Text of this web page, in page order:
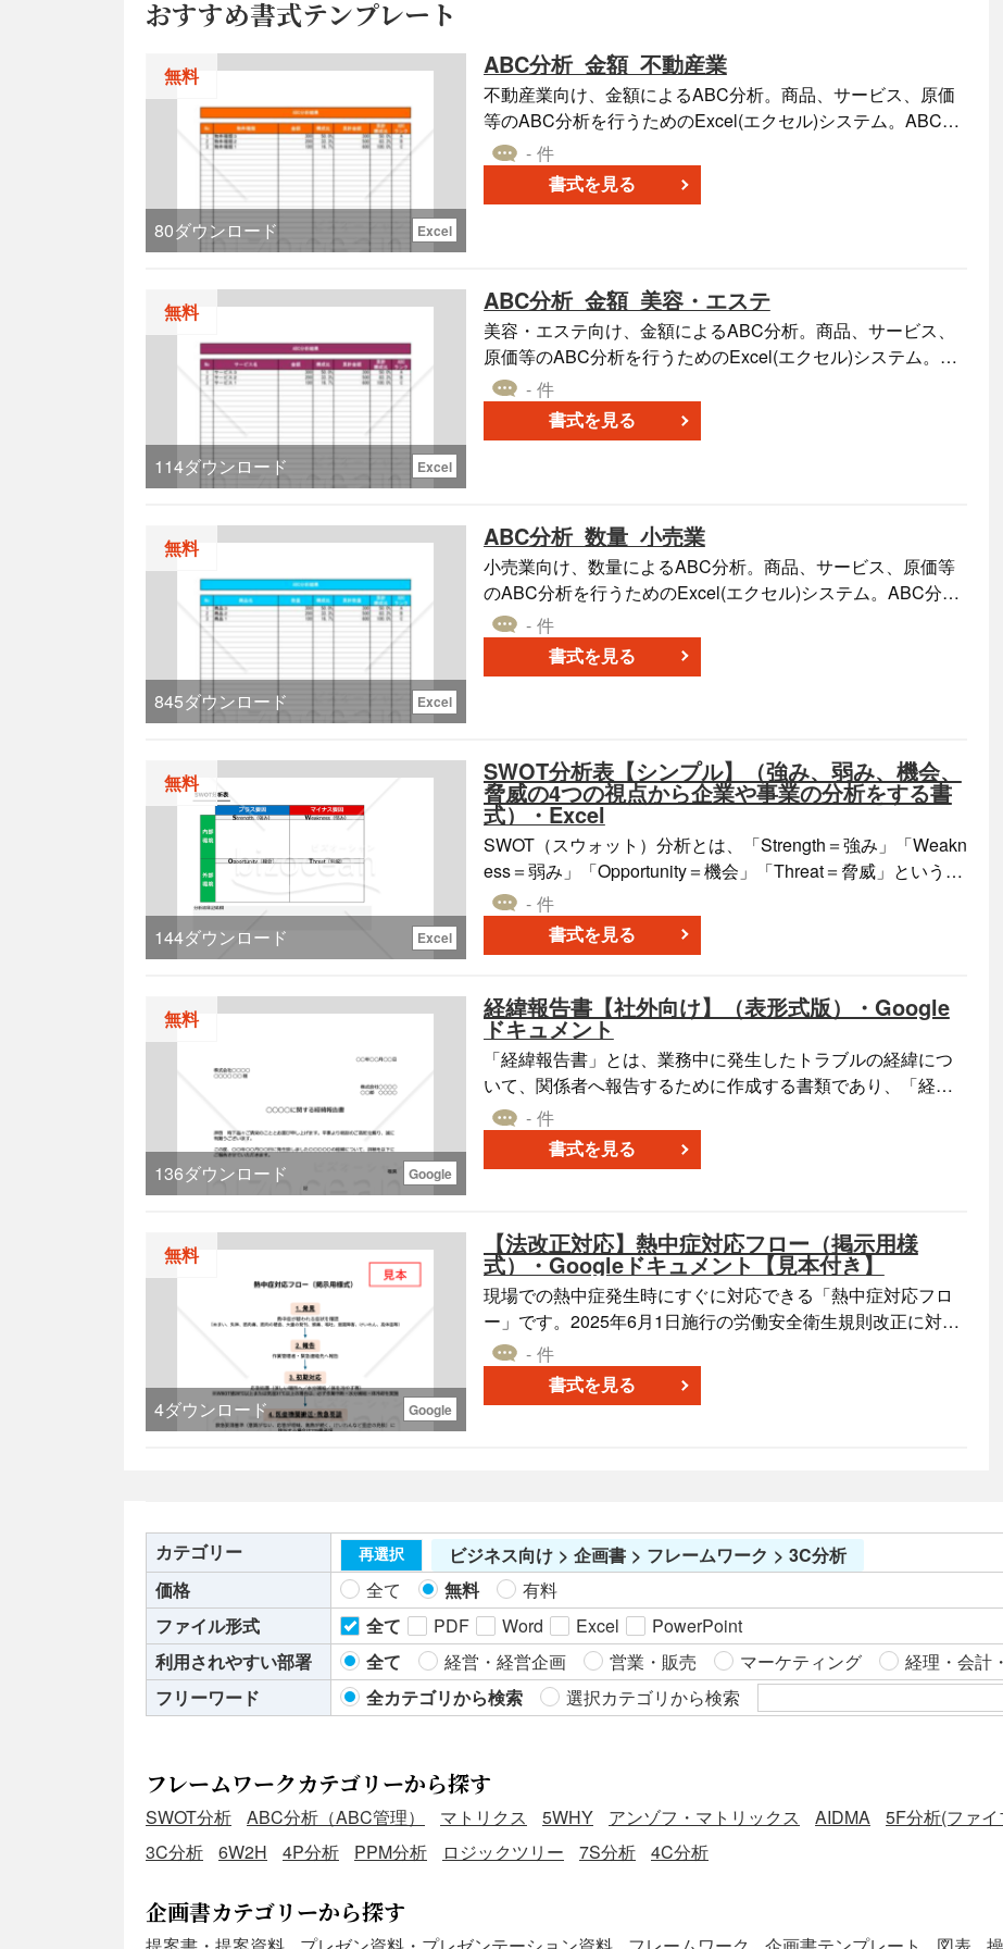
おすすめ書式テンプレート
無料
80ダウンロード Excel
ABC分析_金額_不動産業
不動産業向け、金額によるABC分析。商品、サービス、原価
等のABC分析を行うためのExcel(エクセル)システム。ABC分
析に必要な、入力項目の並べ替えは自動で行われます。ま
た、パレート図を出力します。A4縦
- 件
書式を見る
無料
114ダウンロード Excel
ABC分析_金額_美容・エステ
美容・エステ向け、金額によるABC分析。商品、サービス、
原価等のABC分析を行うためのExcel(エクセル)システム。AB
C分析に必要な、入力項目の並べ替えは自動で行われます。ま
た、パレート図を出力します。A4縦
- 件
書式を見る
無料
845ダウンロード Excel
ABC分析_数量_小売業
小売業向け、数量によるABC分析。商品、サービス、原価等
のABC分析を行うためのExcel(エクセル)システム。ABC分析
に必要な、入力項目の並べ替えは自動で行われます。また、
パレート図を出力します。A4縦
- 件
書式を見る
無料
144ダウンロード Excel
SWOT分析表【シンプル】（強み、弱み、機会、
脅威の4つの視点から企業や事業の分析をする書
式）・Excel
SWOT（スウォット）分析とは、「Strength＝強み」「Weakn
ess＝弱み」「Opportunity＝機会」「Threat＝脅威」という4
つのカテゴリーを視点にして、経営戦略や事業計画の現状分
析を行う経営戦略策定方法です。そして、SWOT分析による
企業や事業の現状を分析したものがSWOT分析表になりま
場機会や事業課題、ビジネス戦略目標の発見、効率的なマー
ケティングプランの立案・経営戦略の策定につながります。
また、既存事業の改善点や、新規事業の将来的なリスクの発
見も可能です。SWOT分析を活用することで、競合に負けな
いための必要な要素を把握することも重要になります。 こち
らは、そのExcelバージョンとなります。 テンプレートは無料
でダウンロードできますので、ぜひお役立てください。
- 件
書式を見る
無料
136ダウンロード Google
経緯報告書【社外向け】（表形式版）・Google
ドキュメント
「経緯報告書」とは、業務中に発生したトラブルの経緯につ
いて、関係者へ報告するために作成する書類であり、「経過
報告書」とも呼ばれています。 経緯報告書の作成により、ト
ラブルの具体的な内容とそれが現在どのような状況なのかを
関係者へ報告し、共有することが可能です。これにより、同
げます。 なお、経緯報告書と記載内容が似た書類に「顛末
書」があります。顛末書はトラブルの解決後に作成するのに
対し、経緯報告書は解決前に作成するという点で異なりま
す。 こちらは表形式を取り入れた、社外向けの経緯報告書の
テンプレートです。Googleドキュメントで作成しており、無
料でダウンロードすることが可能です。 自社の業務において
トラブルが発生し、社外の関係者へ報告が必要な際には、本
- 件
書式を見る
無料
4ダウンロード Google
【法改正対応】熱中症対応フロー（掲示用様
式）・Googleドキュメント【見本付き】
現場での熱中症発生時にすぐに対応できる「熱中症対応フロ
ー」です。2025年6月1日施行の労働安全衛生規則改正に対応
し、熱中症発生時の初動対応から報告・搬送・記録までの流
れを簡潔に整理しています。必要箇所を編集したうえで事業
場の掲示物として印刷・共有ができ、全従業員への周知・教
ています。法改正では、WBGT値（暑さ指数）28℃以上また
は気温31℃以上の環境下での報告・対応体制の整備および作
業環境管理が義務付けられています。 ※義務に違反した場
合、「６か月以下の懲役または５０万円以下の罰金」に処さ
れるほか、法人に対し「５０万円以下の罰金」が科されるケ
ースがあります。企業と従業員ひとりひとりが熱中症リスク
を理解し、意識することが重要です。 ■テンプレートの利用
シーン ＜屋外・高温環境での作業現場に＞ 製造・建設・運輸
者や救護担当者が取るべき初期行動を明確に示し、緊急時の
判断誤りや対応遅延を防止します。 ■作成・利用時のポイン
ト ＜掲示場所を明確に設定＞ 全従業員が視認できる休憩所・
作業場入口などに掲示し、すぐに確認できる体制を整えまし
- 件
書式を見る
カテゴリー 再選択
ビジネス向け > 企画書 > フレームワーク > 3C分析
価格
全て 無料
有料
ファイル形式
全て PDF Word Excel
PowerPoint
利用されやすい部署
全て 経営・経営企画 営業・販売 マーケティング
経理・会計
フリーワード
全カテゴリから検索 選択カテゴリから検索
フレームワークカテゴリーから探す
SWOT分析 ABC分析（ABC管理） マトリクス 5WHY アンゾフ・マトリックス AIDMA 5F分析(ファ
3C分析
6W2H 4P分析 PPM分析 ロジックツリー 7S分析 4C分析
企画書カテゴリーから探す